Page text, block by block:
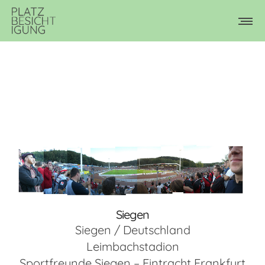
Siegen
Siegen / Deutschland
Leimbachstadion